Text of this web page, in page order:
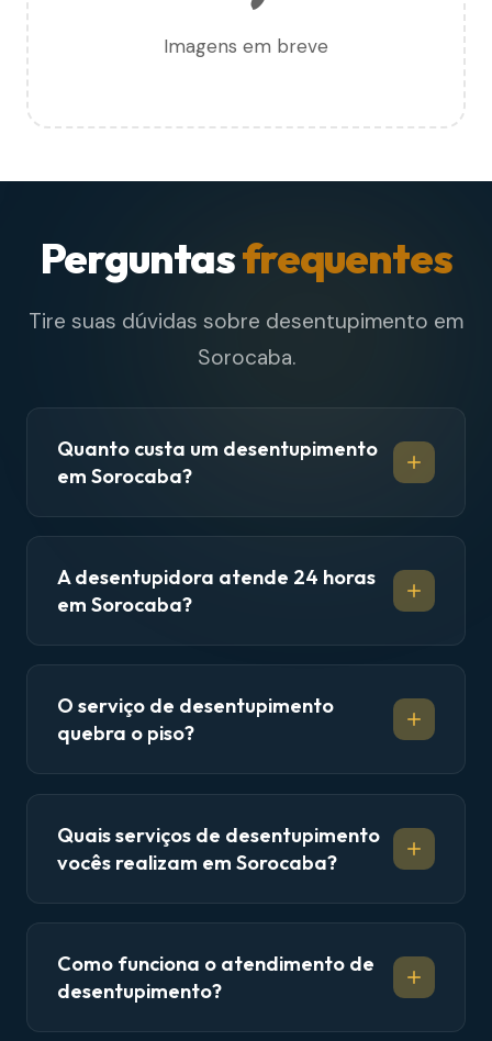
Imagens em breve
Perguntasfrequentes
Tire suas dúvidas sobre desentupimento em
Sorocaba.
Quanto custa um desentupimento
em Sorocaba?
A desentupidora atende 24 horas
em Sorocaba?
O serviço de desentupimento
quebra o piso?
Quais serviços de desentupimento
vocês realizam em Sorocaba?
Como funciona o atendimento de
desentupimento?